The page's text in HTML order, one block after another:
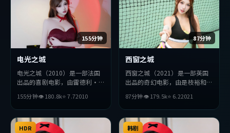
155分钟
电光之城
电光之城（2010）是一部法国
出品的喜剧电影，由雷德利·
张曼玉、周迅等主演。影片在叙
事与视听上力求突破，探讨人性
与抉择，节奏张弛有度，适合喜
欢该类型的观众完整观看。
155分钟👁180.8k⭐7.72010
87分钟
西窗之城
西窗之城（2021）是一部英国
出品的奇幻电影，由是枝裕和执
演。影片在叙事与视听上力求突
破，探讨人性与抉择，节奏张弛
有度，适合喜欢该类型的观众完
整观看。
87分钟👁179.5k⭐ 6.22021
HDR 韩剧